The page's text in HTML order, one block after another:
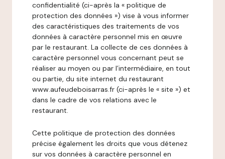
confidentialité (ci-après la « politique de
protection des données ») vise à vous informer
des caractéristiques des traitements de vos
données à caractère personnel mis en œuvre
par le restaurant. La collecte de ces données à
caractère personnel vous concernant peut se
réaliser au moyen ou par l’intermédiaire, en tout
ou partie, du site internet du restaurant
www.aufeudeboisarras.fr (ci-après le « site ») et
dans le cadre de vos relations avec le
restaurant.
Cette politique de protection des données
précise également les droits que vous détenez
sur vos données à caractère personnel en